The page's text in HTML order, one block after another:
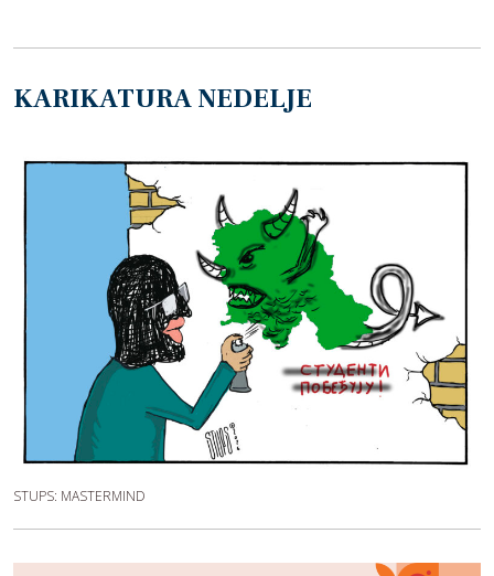
KARIKATURA NEDELJE
STUPS: MASTERMIND